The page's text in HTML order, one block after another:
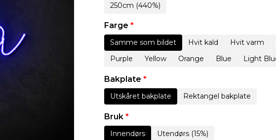
250cm (440%)
Farge *
Samme som bildet Hvit kald Hvit varm
Purple
Yellow Orange Blue Light
Bakplate *
Utskåret bakplate Rektangel bakplate
Bruk *
Innendørs Utendørs (15%)